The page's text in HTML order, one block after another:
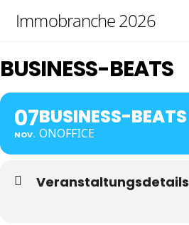
Immobranche 2026
BUSINESS-BEATS
07
NOV.
BUSINESS-BEATS
ONOFFICE
Veranstaltungsdetails